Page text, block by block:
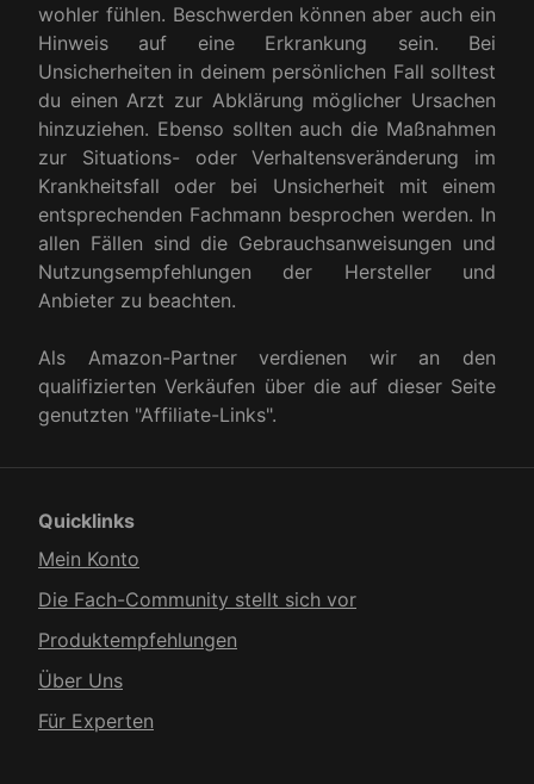
wohler fühlen. Beschwerden können aber auch ein
Hinweis auf eine Erkrankung sein. Bei
Unsicherheiten in deinem persönlichen Fall solltest
du einen Arzt zur Abklärung möglicher Ursachen
hinzuziehen. Ebenso sollten auch die Maßnahmen
zur Situations- oder Verhaltensveränderung im
Krankheitsfall oder bei Unsicherheit mit einem
entsprechenden Fachmann besprochen werden. In
allen Fällen sind die Gebrauchsanweisungen und
Nutzungsempfehlungen der Hersteller und
Anbieter zu beachten.
Als Amazon-Partner verdienen wir an den
qualifizierten Verkäufen über die auf dieser Seite
genutzten "Affiliate-Links".
Quicklinks
Mein Konto
Die Fach-Community stellt sich vor
Produkt­empfehlungen
Über Uns
Für Experten